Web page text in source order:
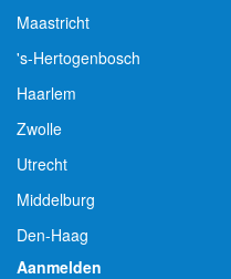
Maastricht
's-Hertogenbosch
Haarlem
Zwolle
Utrecht
Middelburg
Den-Haag
Aanmelden